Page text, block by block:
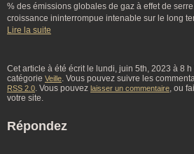
% des émissions globales de gaz à effet de
croissance ininterrompue intenable sur le long
Lire la suite
Cet article à été écrit le lundi, juin 5th, 2023 à 8
catégorie Veille. Vous pouvez suivre les
RSS 2.0. Vous pouvez laisser un commentaire, ou
votre site.
Répondez